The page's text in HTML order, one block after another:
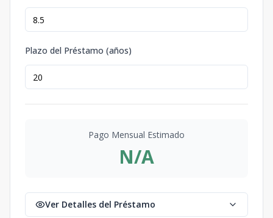
Plazo del Préstamo (años)
Pago Mensual Estimado
N/A
Ver Detalles del Préstamo